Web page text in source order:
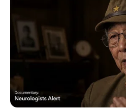
10 Pose Manekin Anti
Mainstream yang Konyol
Banget